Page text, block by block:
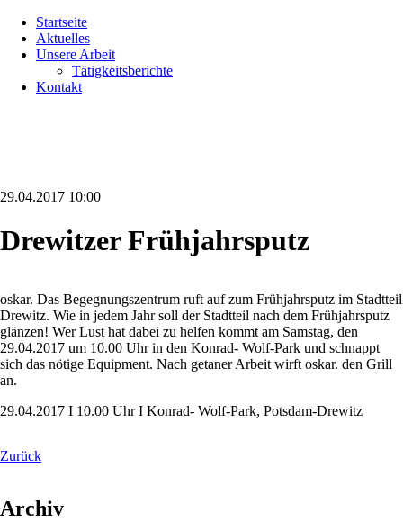
überspringen
Startseite
Aktuelles
Unsere Arbeit
Tätigkeitsberichte
Kontakt
29.04.2017 10:00
Drewitzer Frühjahrsputz
oskar. Das Begegnungszentrum ruft auf zum Frühjahrsputz im Stadtteil
Drewitz. Wie in jedem Jahr soll der Stadtteil nach dem Frühjahrsputz
glänzen! Wer Lust hat dabei zu helfen kommt am Samstag, den
29.04.2017 um 10.00 Uhr in den Konrad- Wolf-Park und schnappt
sich das nötige Equipment. Nach getaner Arbeit wirft oskar. den Grill
an.
29.04.2017 I 10.00 Uhr I Konrad- Wolf-Park, Potsdam-Drewitz
Zurück
Archiv